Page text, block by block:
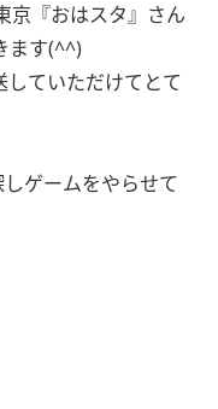
京『おはスタ』さん
ます(^^)
ていただけてとて
ゲームをやらせて